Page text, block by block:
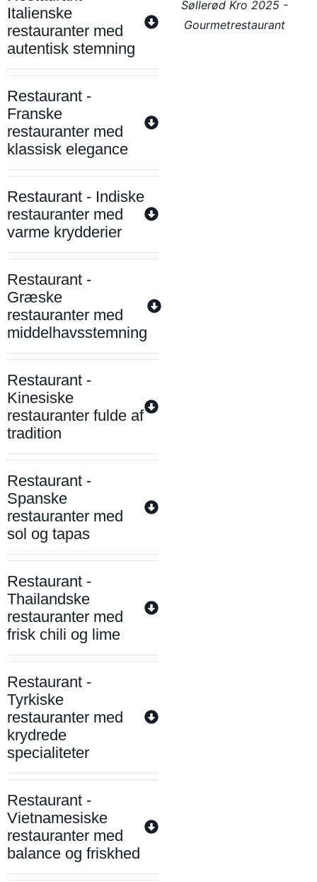
Italienske
restauranter med
autentisk stemning
Restaurant -
Franske
restauranter med
klassisk elegance
Restaurant - Indiske
restauranter med
varme krydderier
Restaurant -
Græske
restauranter med
middelhavsstemning
Restaurant -
Kinesiske
restauranter fulde af
tradition
Restaurant -
Spanske
restauranter med
sol og tapas
Restaurant -
Thailandske
restauranter med
frisk chili og lime
Restaurant -
Tyrkiske
restauranter med
krydrede
specialiteter
Restaurant -
Vietnamesiske
restauranter med
balance og friskhed
Søllerød Kro 2025 -
Gourmetrestaurant